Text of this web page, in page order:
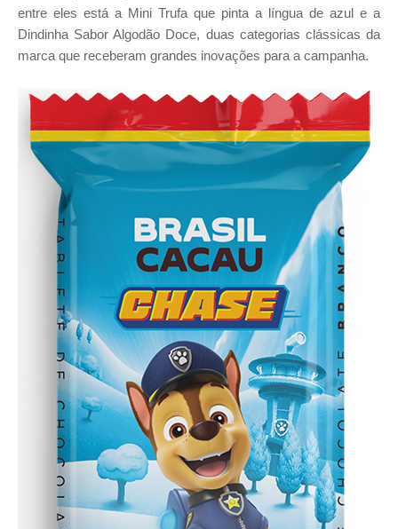
entre eles está a Mini Trufa que pinta a língua de azul e a
Dindinha Sabor Algodão Doce, duas categorias clássicas da
marca que receberam grandes inovações para a campanha.